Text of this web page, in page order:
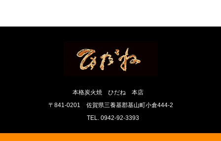
本格炭火焼 ひだね 本店
〒841-0201 佐賀県三養基郡基山町小倉444-2
TEL. 0942-92-3393